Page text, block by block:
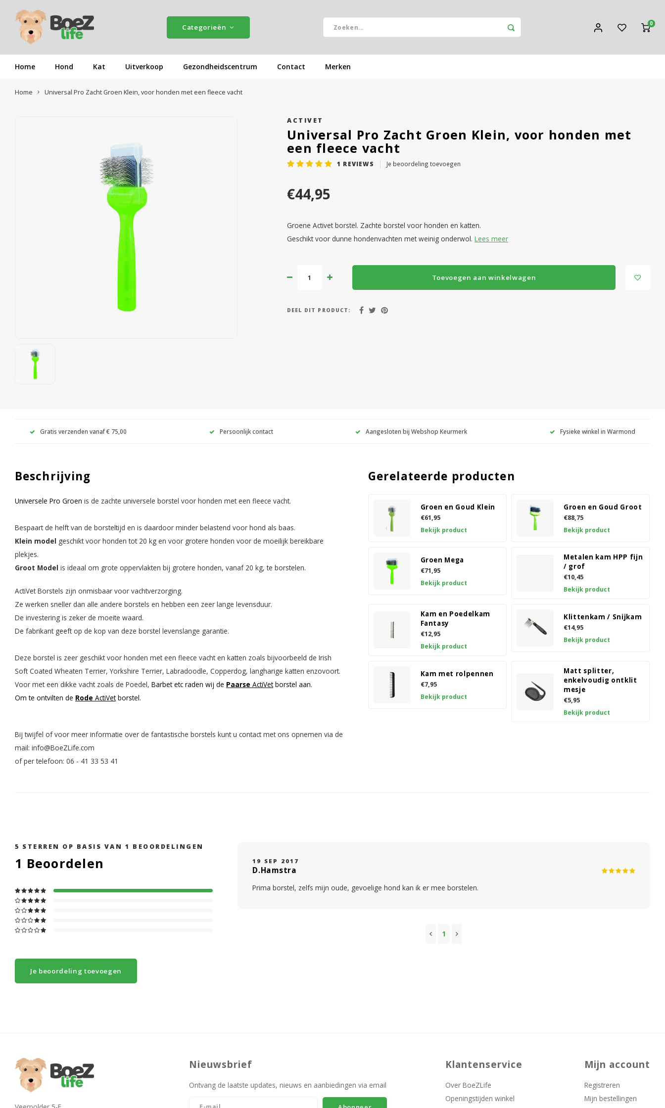
Categorieën 0
Home Hond Kat Uitverkoop Gezondheidscentrum Contact Merken
Home Universal Pro Zacht Groen Klein, voor honden met een fleece vacht
ACTIVET
Universal Pro Zacht Groen Klein, voor honden met
een fleece vacht
1 REVIEWS Je beoordeling toevoegen
€44,95
Groene Activet borstel. Zachte borstel voor honden en katten.
Geschikt voor dunne hondenvachten met weinig onderwol. Lees meer
Toevoegen aan winkelwagen
DEEL DIT PRODUCT:
Gratis verzenden vanaf € 75,00 Persoonlijk contact Aangesloten bij Webshop Keurmerk Fysieke winkel in Warmond
Beschrijving
Universele Pro Groen is de zachte universele borstel voor honden met een fleece vacht.
Bespaart de helft van de borsteltijd en is daardoor minder belastend voor hond als baas.
Klein model geschikt voor honden tot 20 kg en voor grotere honden voor de moeilijk bereikbare
plekjes.
Groot Model is ideaal om grote oppervlakten bij grotere honden, vanaf 20 kg, te borstelen.
ActiVet Borstels zijn onmisbaar voor vachtverzorging.
Ze werken sneller dan alle andere borstels en hebben een zeer lange levensduur.
De investering is zeker de moeite waard.
De fabrikant geeft op de kop van deze borstel levenslange garantie.
Deze borstel is zeer geschikt voor honden met een fleece vacht en katten zoals bijvoorbeeld de Irish
Soft Coated Wheaten Terrier, Yorkshire Terrier, Labradoodle, Copperdog, langharige katten enzovoort.
Voor met een dikke vacht zoals de Poedel, Barbet etc raden wij de Paarse ActiVetborstel aan.
Om te ontvilten de Rode ActiVetborstel.
Bij twijfel of voor meer informatie over de fantastische borstels kunt u contact met ons opnemen via de
mail: info@BoeZLife.com
of per telefoon: 06 - 41 33 53 41
Gerelateerde producten
Groen en Goud Klein
€61,95
Bekijk product
Groen en Goud Groot
€88,75
Bekijk product
Groen Mega
€71,95
Bekijk product
Metalen kam HPP fijn
/ grof
€10,45
Bekijk product
Kam en Poedelkam
Fantasy
€12,95
Bekijk product
Klittenkam / Snijkam
€14,95
Bekijk product
Kam met rolpennen
€7,95
Bekijk product
Matt splitter,
enkelvoudig ontklit
mesje
€5,95
Bekijk product
5 STERREN OP BASIS VAN 1 BEOORDELINGEN
1 Beoordelen
Je beoordeling toevoegen
19 SEP 2017
D.Hamstra
Prima borstel, zelfs mijn oude, gevoelige hond kan ik er mee borstelen.
1
Nieuwsbrief
Ontvang de laatste updates, nieuws en aanbiedingen via email
Klantenservice
Over BoeZLife
Openingstijden winkel
Mijn account
Registreren
Mijn bestellingen